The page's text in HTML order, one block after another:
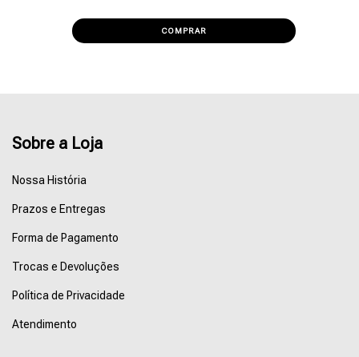
Sobre a Loja
Nossa História
Prazos e Entregas
Forma de Pagamento
Trocas e Devoluções
Política de Privacidade
Atendimento